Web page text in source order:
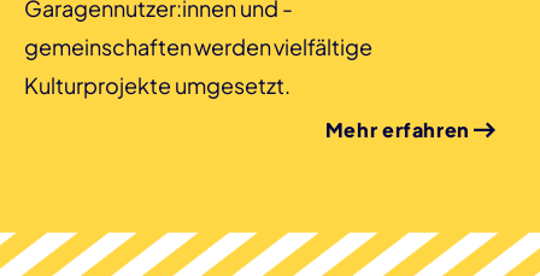
Garagennutzer:innen und -
gemeinschaften werden vielfältige
Kulturprojekte umgesetzt.
Mehr erfahren